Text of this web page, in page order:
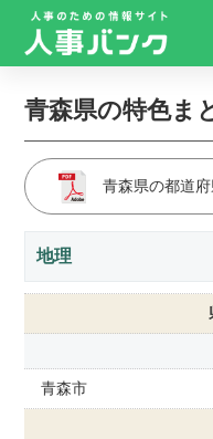
青森県の特色ま
青森県の都道
地理
青森市